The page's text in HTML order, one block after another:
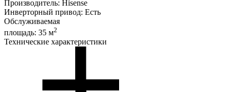
Производитель: Hisense
Инверторный привод: Есть
Обслуживаемая
площадь: 35 м2
Технические характеристики